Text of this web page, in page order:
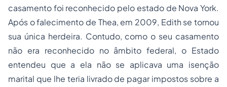
casamento foi reconhecido pelo estado de Nova York.
Após o falecimento de Thea, em 2009, Edith se tornou
sua única herdeira. Contudo, como o seu casamento
não era reconhecido no âmbito federal, o Estado
entendeu que a ela não se aplicava uma isenção
marital que lhe teria livrado de pagar impostos sobre a